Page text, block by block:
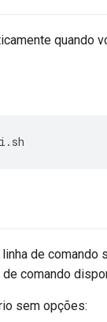
quando
de comando
comando
sem opções: